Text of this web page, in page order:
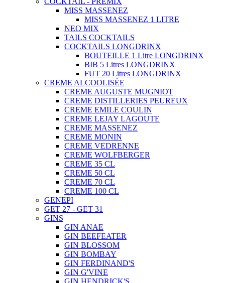
MISS MASSENEZ
MISS MASSENEZ 1 LITRE
NEO MIX
TAILS COCKTAILS
COCKTAILS LONGDRINX
BOUTEILLE 1 Litre LONGDRINX
BIB 5 Litres LONGDRINX
FUT 20 Litres LONGDRINX
CREME ALCOOLISÉE
CREME AUGUSTE MUGNIOT
CREME DISTILLERIES PEUREUX
CREME EMILE COULIN
CREME LEJAY LAGOUTE
CREME MASSENEZ
CREME MONIN
CREME VEDRENNE
CREME WOLFBERGER
CREME 35 CL
CREME 50 CL
CREME 70 CL
CREME 100 CL
GENEPI
GET 27 - GET 31
GINS
GIN ANAE
GIN BEEFEATER
GIN BLOSSOM
GIN BOMBAY
GIN FERDINAND'S
GIN G'VINE
GIN HENDRICK'S